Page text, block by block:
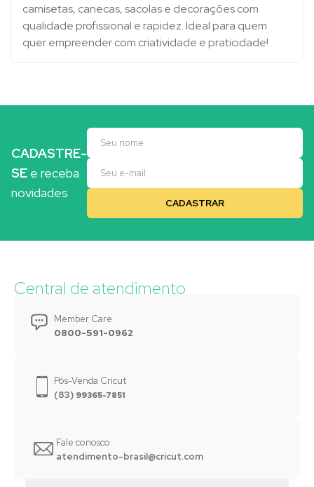
camisetas, canecas, sacolas e decorações com
qualidade profissional e rapidez. Ideal para quem
quer empreender com criatividade e praticidade!
CADASTRE-
SE e receba
novidades
Central de atendimento
Member Care
0800-591-0962
Pós-Venda Cricut
(83) 99365-7851
Fale conosco
atendimento-brasil@cricut.com